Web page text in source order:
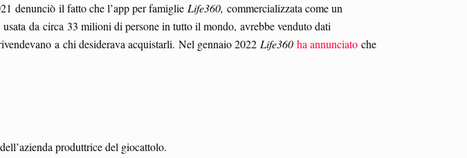
denunciò il fatto che l’app per famiglie Life360, commercializzata come un
da circa 33 milioni di persone in tutto il mondo, avrebbe venduto dati
a chi desiderava acquistarli. Nel gennaio 2022 Life360 ha annunciato che
produttrice del giocattolo.